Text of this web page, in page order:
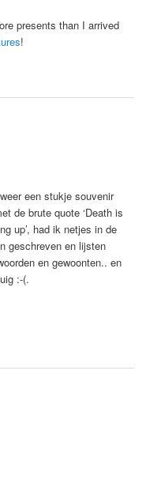
presents than I arrived
!
een stukje souvenir
de brute quote ‘Death is
up’, had ik netjes in de
geschreven en lijsten
en gewoonten.. en
:-(.